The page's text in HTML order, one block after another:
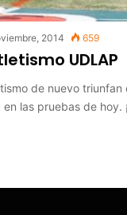
2014 659
UDLAP
de nuevo triunfan
las pruebas de hoy.